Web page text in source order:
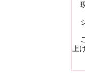
現
シ
ご
上